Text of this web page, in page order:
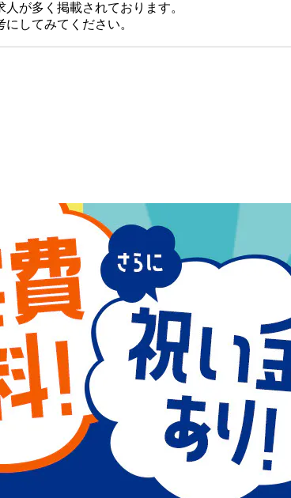
が多く掲載されております。
してみてください。